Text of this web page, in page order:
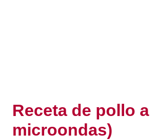
Receta de pollo
microondas)